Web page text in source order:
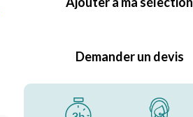
Demander un devis